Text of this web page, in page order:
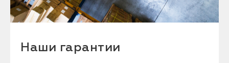
Наши гарантии